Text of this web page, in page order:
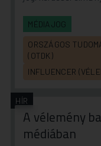
MÉDIAJOG
ORSZÁGOS
(OTDK)
INFLUENCER
HÍR
A vélemény
médiában